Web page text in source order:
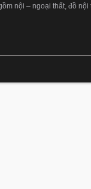
nội – ngoại thất, đồ nội